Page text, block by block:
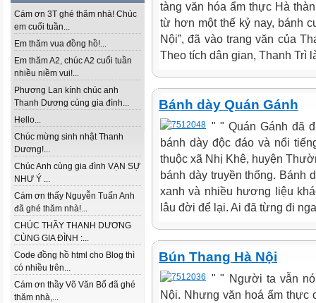
Cám ơn 3T ghé thăm nhà! Chúc
em cuối tuần...
Em thăm vua đồng hồ!...
Em thăm A2, chúc A2 cuối tuần
nhiều niềm vui!...
Phương Lan kính chúc anh
Thanh Dương cùng gia đình...
Hello...
Chúc mừng sinh nhật Thanh
Dương!...
Chúc Anh cùng gia đình VẠN SỰ
NHƯ Ý ...
Cám ơn thấy Nguyễn Tuấn Anh
đã ghé thăm nhà!...
CHÚC THẦY THANH DƯƠNG
CÙNG GIA ĐÌNH :...
Code đồng hồ html cho Blog thì
có nhiều trên...
Cám ơn thầy Võ Văn Bổ đã ghé
thăm nhà,...
tàng văn hóa ẩm thực Hà
từ hơn một thế kỷ nay, bánh
Nội”, đã vào trang văn của
Theo tích dân gian, Thanh Trì
Bánh dày Quán Gánh
" " Quán Gánh đã
bánh dày độc đáo và nổi
thuộc xã Nhị Khê, huyện
bánh dày truyền thống. Bánh
xanh và nhiều hương liệu
lâu đời để lại. Ai đã từng đi
Bún Thang Hà Nội
" " Người ta vẫn
Nội. Nhưng văn hoá ẩm thực